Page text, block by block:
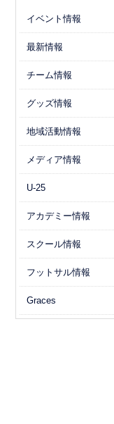
イベント情報
最新情報
チーム情報
グッズ情報
地域活動情報
メディア情報
U-25
アカデミー情報
スクール情報
フットサル情報
Graces